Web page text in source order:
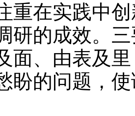
重在实践中
研的成效。
面、由表及
盼的问题，